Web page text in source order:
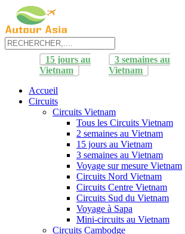
15 jours au
Vietnam
3 semaines au
Vietnam
Accueil
Circuits
Circuits Vietnam
Tous les Circuits Vietnam
2 semaines au Vietnam
15 jours au Vietnam
3 semaines au Vietnam
Voyage sur mesure Vietnam
Circuits Nord Vietnam
Circuits Centre Vietnam
Circuits Sud du Vietnam
Voyage à Sapa
Mini-circuits au Vietnam
Circuits Cambodge